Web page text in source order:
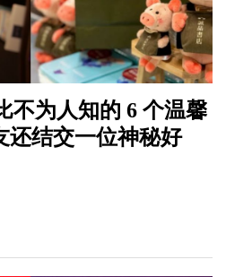
不为人知的 6 个温馨
还结交一位神秘好